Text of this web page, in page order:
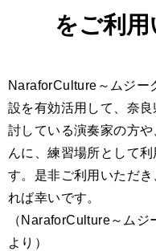
をご利
NaraforCulture～ムジー
設を有効活用して、奈
討している演奏家の方
んに、練習場所として
す。是非ご利用いただ
れば幸いです。
（NaraforCulture～ム
より）